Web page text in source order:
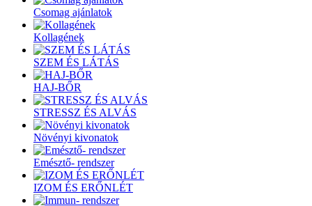
Csomag ajánlatok
Kollagének
SZEM ÉS LÁTÁS
HAJ-BŐR
STRESSZ ÉS ALVÁS
Növényi kivonatok
Emésztő- rendszer
IZOM ÉS ERŐNLÉT